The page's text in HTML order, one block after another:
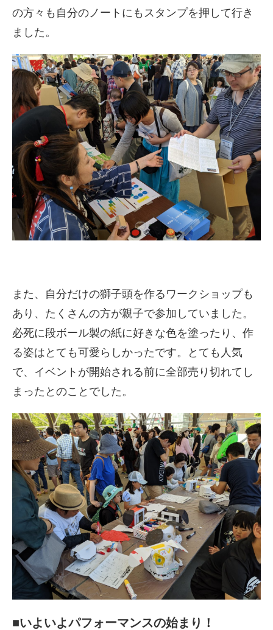
の方々も自分のノートにもスタンプを押して行き
ました。
また、自分だけの獅子頭を作るワークショップも
あり、たくさんの方が親子で参加していました。
必死に段ボール製の紙に好きな色を塗ったり、作
る姿はとても可愛らしかったです。とても人気
で、イベントが開始される前に全部売り切れてし
まったとのことでした。
■いよいよパフォーマンスの始まり！